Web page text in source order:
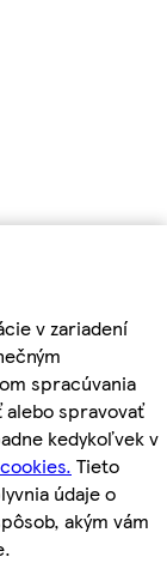
v zariadení
spracúvania
alebo spravovať
kedykoľvek v
Tieto
údaje o
akým vám